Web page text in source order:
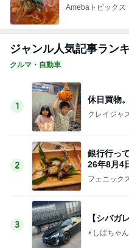
Amebaトピックス
ジャンル人気記事ラン
クルマ・自動車
1
休日買物。
クレイジャ
2
銀行行っ
26年8月4
フェニック
3
【シバガ
⚡️しばちゃん